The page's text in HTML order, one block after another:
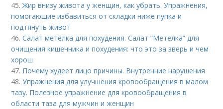
45.Жир внизу живота у женщин, как убрать. Упражнения,
помогающие избавиться от складки ниже пупка и
подтянуть живот
46.Салат метелка для похудения. Салат “Метелка” для
очищения кишечника и похудения: что это за зверь и чем
хорош
47. Почему худеет лицо причины. Внутренние нарушения
48.Упражнения для улучшения кровообращения в малом
тазу. Полезное упражнение для кровообращения в
области таза для мужчин и женщин